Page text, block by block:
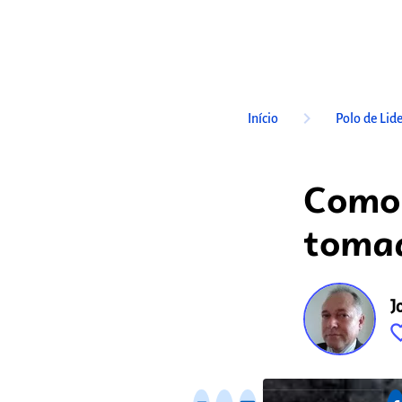
Início keyboard_arrow_right Polo de
fixo